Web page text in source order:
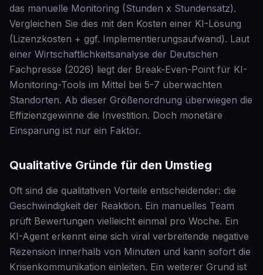
das manuelle Monitoring (Stunden x Stundensatz).
Vergleichen Sie dies mit den Kosten einer KI-Lösung
(Lizenzkosten + ggf. Implementierungsaufwand). Laut
einer Wirtschaftlichkeitsanalyse der Deutschen
Fachpresse (2026) liegt der Break-Even-Point für KI-
Monitoring-Tools im Mittel bei 5-7 überwachten
Standorten. Ab dieser Größenordnung überwiegen die
Effizienzgewinne die Investition. Doch monetäre
Einsparung ist nur ein Faktor.
Qualitative Gründe für den Umstieg
Oft sind die qualitativen Vorteile entscheidender: die
Geschwindigkeit der Reaktion. Ein manuelles Team
prüft Bewertungen vielleicht einmal pro Woche. Ein
KI-Agent erkennt eine sich viral verbreitende negative
Rezension innerhalb von Minuten und kann sofort die
Krisenkommunikation einleiten. Ein weiterer Grund ist